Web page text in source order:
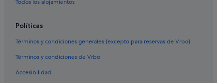
Moteles en Madrid
Aldea del Fresno hoteles
Patones de Arriba hoteles
Nh Hotels en Alcalá de Henares
Todos los alojamientos
Políticas
Términos y condiciones generales (excepto para reservas de Vrbo)
Términos y condiciones de Vrbo
Accesibilidad